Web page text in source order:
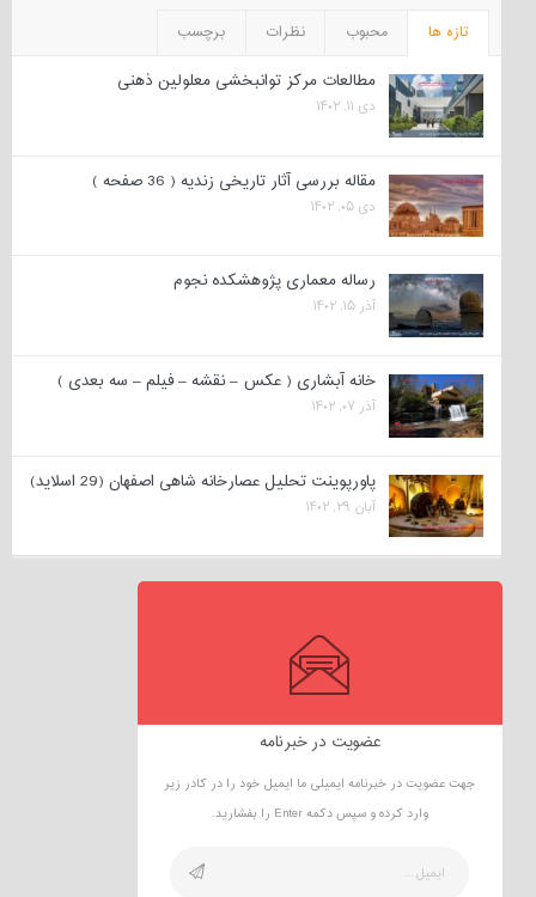
تازه ها محبوب نظرات برچسب
مطالعات مرکز توانبخشی معلولین ذهنی
دی ۱۱, ۱۴۰۲
مقاله بررسی آثار تاریخی زندیه ( 36 صفحه )
دی ۰۵, ۱۴۰۲
رساله معماری پژوهشکده نجوم
آذر ۱۵, ۱۴۰۲
خانه آبشاری ( عکس – نقشه – فیلم – سه بعدی )
آذر ۰۷, ۱۴۰۲
پاورپوینت تحلیل عصارخانه شاهی اصفهان (29 اسلاید)
آبان ۲۹, ۱۴۰۲
عضویت در خبرنامه
جهت عضویت در خبرنامه ایمیلی ما ایمیل خود را در کادر زیر
وارد کرده و سپس دکمه Enter را بفشارید.